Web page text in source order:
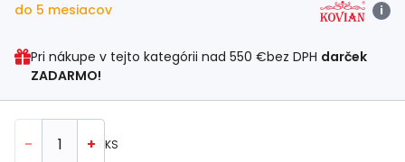
do 5 mesiacov i
Pri nákupe v tejto kategórii nad 550 €bez DPH darček
ZADARMO!
- + KS